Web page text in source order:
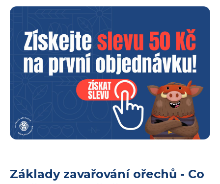
Základy zavařování ořechů - Co